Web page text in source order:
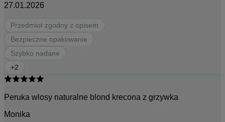
27.01.2026
Przedmiot zgodny z opisem
Bezpieczne opakowanie
Szybko nadane
+2
Peruka wlosy naturalne blond krecona z grzywka
Monika